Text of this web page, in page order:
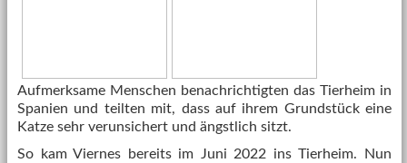
Aufmerksame Menschen benachrichtigten das Tierheim in
Spanien und teilten mit, dass auf ihrem Grundstück eine
Katze sehr verunsichert und ängstlich sitzt.
So kam Viernes bereits im Juni 2022 ins Tierheim. Nun